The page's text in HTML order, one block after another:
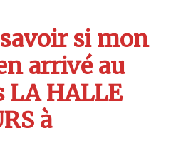
si mon
arrivé au
HALLE
à